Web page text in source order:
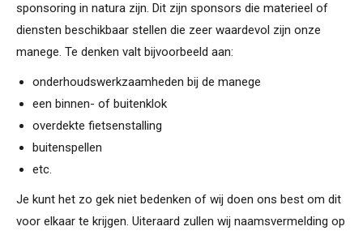
sponsoring in natura zijn. Dit zijn sponsors die materieel of
diensten beschikbaar stellen die zeer waardevol zijn onze
manege. Te denken valt bijvoorbeeld aan:
onderhoudswerkzaamheden bij de manege
een binnen- of buitenklok
overdekte fietsenstalling
buitenspellen
etc.
Je kunt het zo gek niet bedenken of wij doen ons best om dit
voor elkaar te krijgen. Uiteraard zullen wij naamsvermelding op